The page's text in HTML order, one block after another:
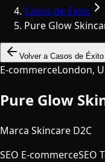
Casos de Éxito
Pure Glow
Volver a Casos de Éxito
E-commerceLondon,
Pure Glow
Marca Skincare D2C
SEO E-commerceSEO